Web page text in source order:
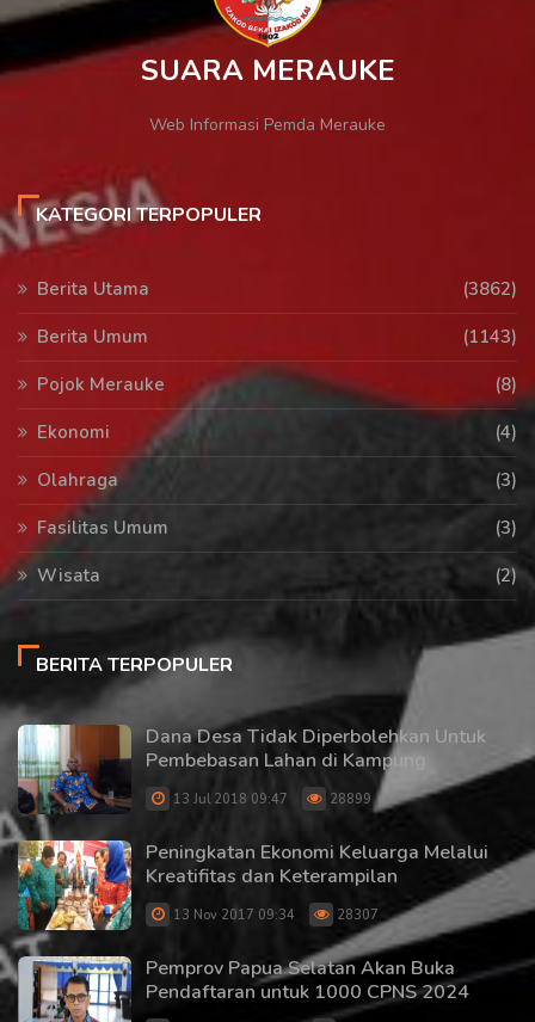
SUARA MERAUKE
Web Informasi Pemda Merauke
KATEGORI TERPOPULER
Berita Utama
(3862)
Berita Umum
(1143)
Pojok Merauke
(8)
Ekonomi
(4)
Olahraga
(3)
Fasilitas Umum
(3)
Wisata
(2)
BERITA TERPOPULER
Dana Desa Tidak Diperbolehkan Untuk
Pembebasan Lahan di Kampung
13 Jul 2018 09:47 28899
Peningkatan Ekonomi Keluarga Melalui
Kreatifitas dan Keterampilan
13 Nov 2017 09:34 28307
Pemprov Papua Selatan Akan Buka
Pendaftaran untuk 1000 CPNS 2024